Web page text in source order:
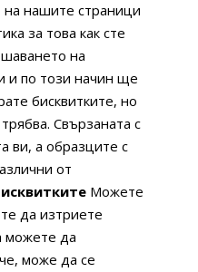
на нашите страници
за това как сте
на
и по този начин ще
бисквитките, но
Свързаната с
ви, а образците с
от
Можете
да изтриете
можете да
може да се